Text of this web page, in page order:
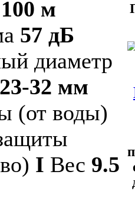
100 м
57 дБ
диаметр
23-32 мм
(от воды)
I Вес 9.5